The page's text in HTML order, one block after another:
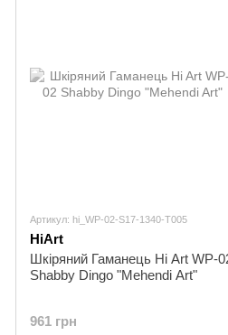
Артикул: hi_WP-02-S17-1340-T005
HiArt
Шкіряний Гаманець Hi Art WP-
Shabby Dingo "Mehendi Art"
961 грн